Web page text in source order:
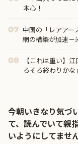
本心！
07 中国の「レアアー
網の構築が加速－
08
【これは重い】
ろそろ終わりかな」
今朝いきなり気づ
て、読んでいて親
いようにしてま